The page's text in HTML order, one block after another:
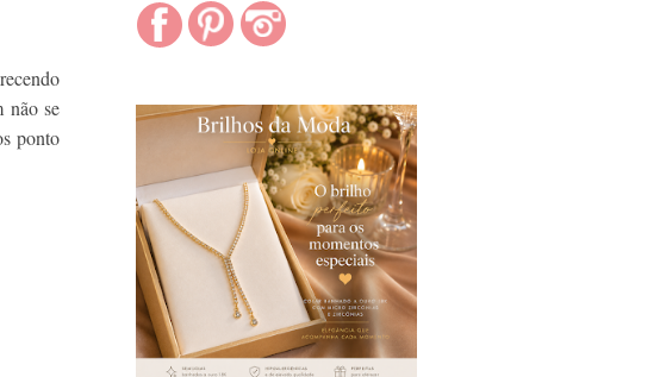
não se
ponto